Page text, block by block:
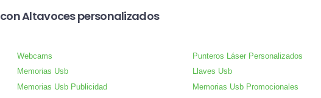
Altavoces personalizados
Webcams Punteros Láser Personalizados
Memorias Usb Llaves Usb
Memorias Usb Publicidad Memorias Usb Promocionales